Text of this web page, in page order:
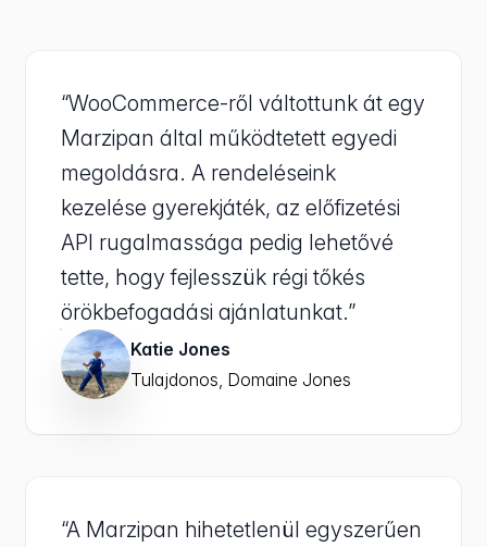
“WooCommerce-ről váltottunk át egy
Marzipan által működtetett egyedi
megoldásra. A rendeléseink
kezelése gyerekjáték, az előfizetési
API rugalmassága pedig lehetővé
tette, hogy fejlesszük régi tőkés
örökbefogadási ajánlatunkat.”
Katie Jones
Tulajdonos, Domaine Jones
“A Marzipan hihetetlenül egyszerűen